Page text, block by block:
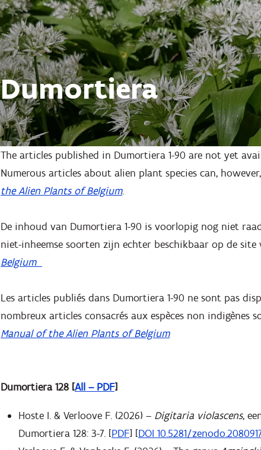
Dumortiera
The articles published in Dumortiera 1-90 are not yet
Numerous articles about alien plant species can,
the Alien Plants of Belgium.
De inhoud van Dumortiera 1-90 is voorlopig nog niet
niet-inheemse soorten zijn echter beschikbaar op de site
Belgium
Les articles publiés dans Dumortiera 1-90 ne sont pas
nombreux articles consacrés aux espèces non
Manual of the Alien Plants of Belgium
Dumortiera 128 [All – PDF]
Hoste I. & Verloove F. (2026) – Digitaria violascens,
Dumortiera 128: 3-7. [PDF] [DOI 10.5281/